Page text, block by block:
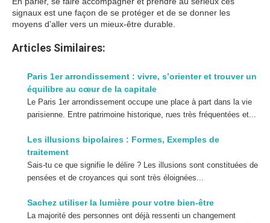
signaux est une façon de se protéger et de se donner les
moyens d’aller vers un mieux-être durable.
Articles Similaires:
Paris 1er arrondissement : vivre, s’orienter et trouver un
équilibre au cœur de la capitale
Le Paris 1er arrondissement occupe une place à part dans la vie
parisienne. Entre patrimoine historique, rues très fréquentées et...
Les illusions bipolaires : Formes, Exemples de
traitement
Sais-tu ce que signifie le délire ? Les illusions sont constituées de
pensées et de croyances qui sont très éloignées...
Sachez utiliser la lumière pour votre bien-être
La majorité des personnes ont déjà ressenti un changement